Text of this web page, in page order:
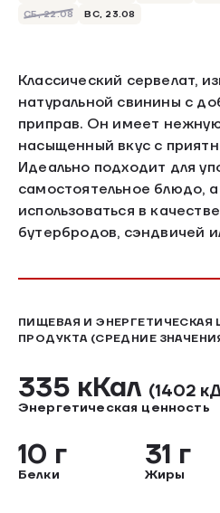
СБ, 22.08
ВС, 23.08
Классический сервелат,
натуральной свинины с
приправ. Он имеет
насыщенный вкус с
Идеально подходит для
самостоятельное блюдо,
использоваться в
бутербродов, сэндвичей
ПИЩЕВАЯ И ЭНЕРГЕТИЧЕСКАЯ
ПРОДУКТА (СРЕДНИЕ
335 кКал (1402
Энергетическая ценность
10 г
Белки
31 г
Жиры